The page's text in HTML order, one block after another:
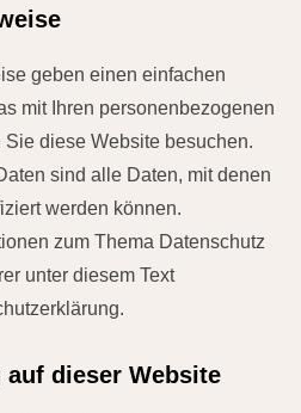
geben einen einfachen
mit Ihren personenbezogenen
Sie diese Website besuchen.
sind alle Daten, mit denen
werden können.
zum Thema Datenschutz
unter diesem Text
auf dieser Website